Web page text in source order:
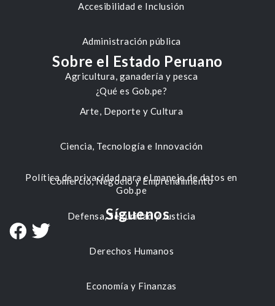
Accesibilidad e Inclusión
Administración pública
Agricultura, ganadería y pesca
Arte, Deporte y Cultura
Ciencia, Tecnología e Innovación
Comercio, Negocio y Emprendimiento
Defensa, Seguridad y Justicia
Derechos Humanos
Economía y Finanzas
Sobre el Estado Peruano
¿Qué es Gob.pe?
Política de privacidad para el manejo de datos en
Gob.pe
Síguenos